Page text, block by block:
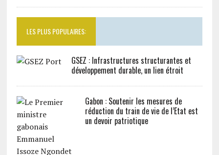
LES PLUS POPULAIRES:
GSEZ : Infrastructures structurantes et
développement durable, un lien étroit
Gabon : Soutenir les mesures de
réduction du train de vie de l’Etat est
un devoir patriotique